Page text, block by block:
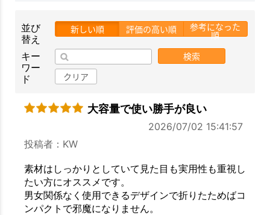
並び
替え
新しい順 評価の高い順 参考になった
順
キー
ワー
ド
検索
クリア
大容量で使い勝手が良い
2026/07/02 15:41:57
投稿者：KW
素材はしっかりとしていて見た目も実用性も重視し
たい方にオススメです。
男女関係なく使用できるデザインで折りたためばコ
ンパクトで邪魔になりません。